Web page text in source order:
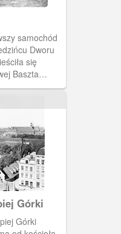
samochód
Dworu
się
Baszta
fragment
Górki
Górki